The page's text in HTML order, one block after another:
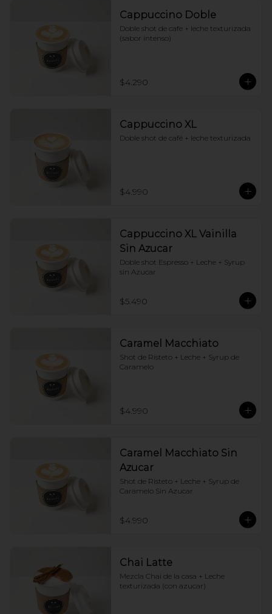
Cappuccino Doble
Doble shot de cafe + leche texturizada
(sabor intenso)
$4.290
Cappuccino XL
Doble shot de café + leche texturizada
$4.990
Cappuccino XL Vainilla
Sin Azucar
Doble shot Espresso + Leche + Syrup
sin Azucar
$5.490
Caramel Macchiato
Shot de Risteto + Leche + Syrup de
Caramelo
$4.990
Caramel Macchiato Sin
Azucar
Shot de Risteto + Leche + Syrup de
Caramelo Sin Azucar
$4.990
Chai Latte
Mezcla Chai de la casa + Leche
texturizada (con azucar)